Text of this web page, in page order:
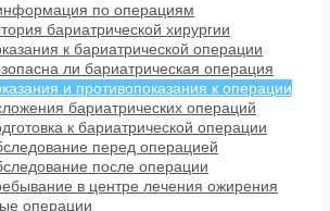
по операциям
бариатрической хирургии
к бариатрической операции
ли бариатрическая операция
и противопоказания к операции
бариатрических операций
к бариатрической операции
перед операцией
после операции
в центре лечения ожирения
операции